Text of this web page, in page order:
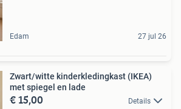
Edam 27 jul 26
Zwart/witte kinderkledingkast (IKEA)
met spiegel en lade
€ 15,00 Details